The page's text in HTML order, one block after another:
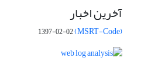
آخرین اخبار
(MSRT-Code)
1397-02-02